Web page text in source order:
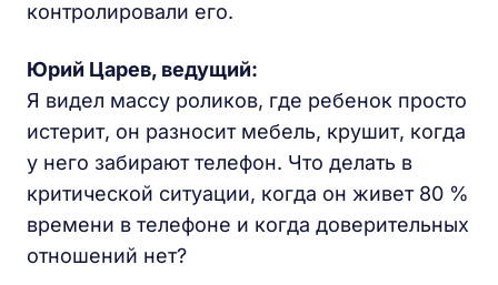
контролировали его.
Юрий Царев, ведущий:
Я видел массу роликов, где ребенок просто
истерит, он разносит мебель, крушит, когда
у него забирают телефон. Что делать в
критической ситуации, когда он живет 80 %
времени в телефоне и когда доверительных
отношений нет?